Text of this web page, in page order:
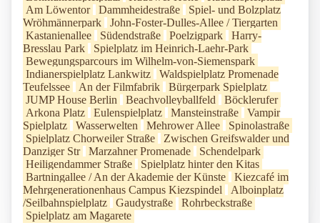
Am Löwentor
Dammheidestraße
Spiel- und Bolzplatz
Wröhmännerpark
John-Foster-Dulles-Allee / Tiergarten
Kastanienallee
Südendstraße Poelzigpark
Harry-
Bresslau Park
Spielplatz im Heinrich-Laehr-Park
Bewegungsparcours im Wilhelm-von-Siemenspark
Indianerspielplatz Lankwitz
Waldspielplatz Promenade
Teufelssee
An der Filmfabrik
Bürgerpark Spielplatz
JUMP House Berlin
Beachvolleyballfeld
Böcklerufer
Arkona Platz
Eulenspielplatz Mansteinstraße
Vampir
Spielplatz
Wasserwelten Mehrower Allee
Spinolastraße
Spielplatz Chorweiler Straße
Zwischen Greifswalder und
Danziger Str
Marzahner Promenade
Schendelpark
Heiligendammer Straße
Spielplatz hinter den Kitas
Bartningallee / An der Akademie der Künste
Kiezcafé im
Mehrgenerationenhaus Campus Kiezspindel
Alboinplatz
/Seilbahnspielplatz
Gaudystraße
Rohrbeckstraße
Spielplatz am Magarete